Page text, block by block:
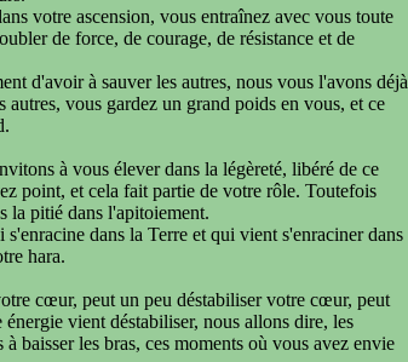
votre ascension, vous entraînez avec vous toute
de force, de courage, de résistance et de
d'avoir à sauver les autres, nous vous l'avons déjà
vous gardez un grand poids en vous, et ce
à vous élever dans la légèreté, libéré de ce
point, et cela fait partie de votre rôle. Toutefois
la pitié dans l'apitoiement.
dans la Terre et qui vient s'enraciner dans
hara.
cœur, peut un peu déstabiliser votre cœur, peut
vient déstabiliser, nous allons dire, les
baisser les bras, ces moments où vous avez envie